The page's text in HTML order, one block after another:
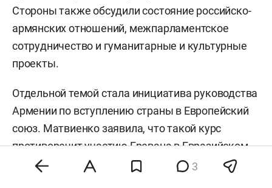
Стороны также обсудили состояние российско-
армянских отношений, межпарламентское
сотрудничество и гуманитарные и культурные
проекты.
Отдельной темой стала инициатива руководства
Армении по вступлению страны в Европейский
союз. Матвиенко заявила, что такой курс
противоречит участию Еревана в Евразийском
экономическом союзе. При этом председатель
3